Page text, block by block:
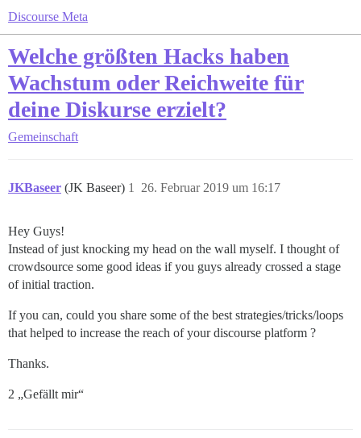
Discourse Meta
Welche größten Hacks haben
Wachstum oder Reichweite für
deine Diskurse erzielt?
Gemeinschaft
JKBaseer (JK Baseer) 26. Februar 2019 um 16:17
1
Hey Guys!
Instead of just knocking my head on the wall myself. I thought of
crowdsource some good ideas if you guys already crossed a stage
of initial traction.
If you can, could you share some of the best strategies/tricks/loops
that helped to increase the reach of your discourse platform ?
Thanks.
2 „Gefällt mir“